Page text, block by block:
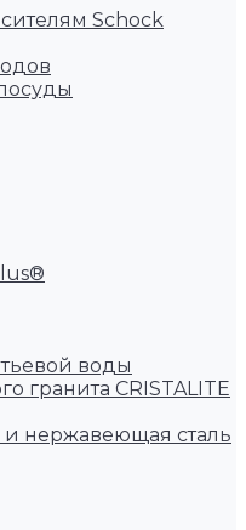
Schock
воды
гранита CRISTALITE
нержавеющая сталь